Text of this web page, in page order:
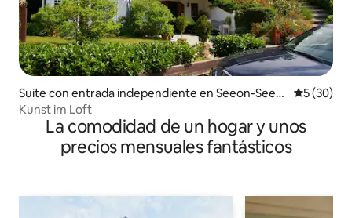
Suite con entrada independiente en Seeon-Seebr
uck
5 (30)
Kunst im Loft
La comodidad de un hogar y unos
precios mensuales fantásticos